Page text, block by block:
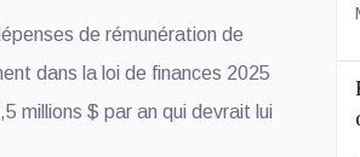
de rémunération de
dans la loi de finances 2025
millions $ par an qui devrait lui